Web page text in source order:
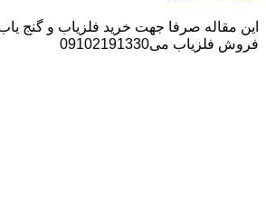
این مقاله صرفا جهت خرید فلزیاب و گنج
فروش فلزیاب می09102191330